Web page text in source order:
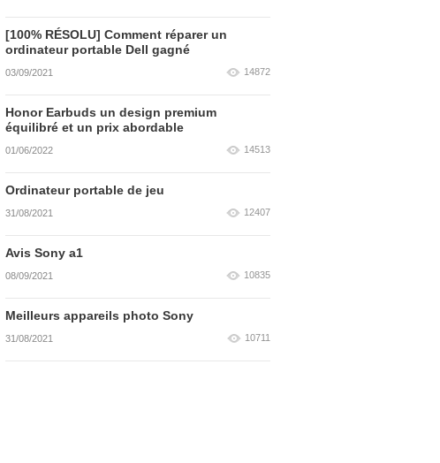
[100% RÉSOLU] Comment réparer un
ordinateur portable Dell gagné
03/09/2021 14872
Honor Earbuds un design premium
équilibré et un prix abordable
01/06/2022 14513
Ordinateur portable de jeu
31/08/2021 12407
Avis Sony a1
08/09/2021 10835
Meilleurs appareils photo Sony
31/08/2021 10711